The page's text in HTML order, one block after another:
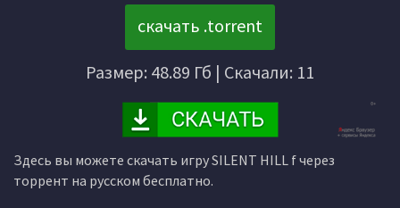
скачать .torrent
Размер: 48.89 Гб | Скачали: 11
Здесь вы можете скачать игру SILENT HILL f через
торрент на русском бесплатно.